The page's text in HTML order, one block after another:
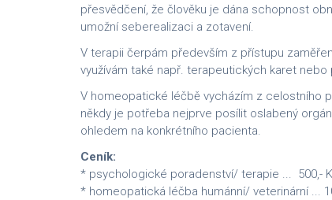
přesvědčení, že člověku je dána schopnost
umožní seberealizaci a zotavení.
V terapii čerpám především z přístupu
využívám také např. terapeutických karet nebo
V homeopatické léčbě vycházím z celostního
někdy je potřeba nejprve posílit oslabený
ohledem na konkrétního pacienta.
Ceník:
* psychologické poradenství/ terapie ... 500,-
* homeopatická léčba humánní/ veterinární ...